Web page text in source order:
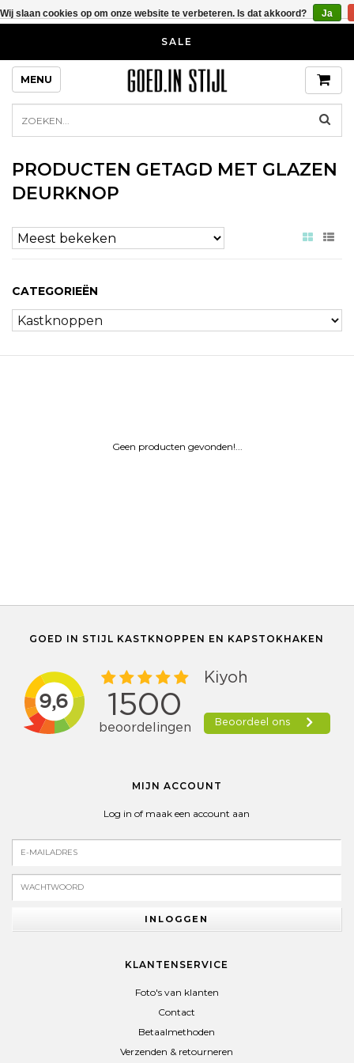
SALE
MENU
PRODUCTEN GETAGD MET GLAZEN
DEURKNOP
CATEGORIEËN
Geen producten gevonden!...
GOED IN STIJL KASTKNOPPEN EN KAPSTOKHAKEN
MIJN ACCOUNT
Log in of maak een account aan
INLOGGEN
KLANTENSERVICE
Foto's van klanten
Contact
Betaalmethoden
Verzenden & retourneren
Wij slaan cookies op om onze website te verbeteren. Is dat akkoord? Ja